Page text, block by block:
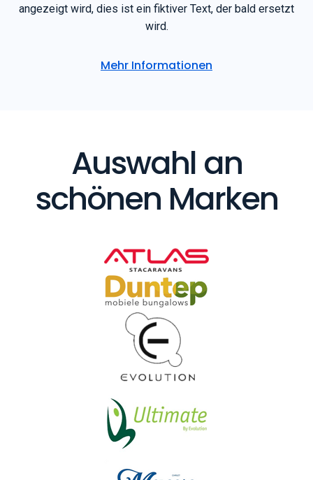
angezeigt wird, dies ist ein fiktiver Text, der bald ersetzt
wird.
Mehr Informationen
Auswahl an
schönen Marken